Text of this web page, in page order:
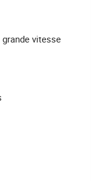
vitesse